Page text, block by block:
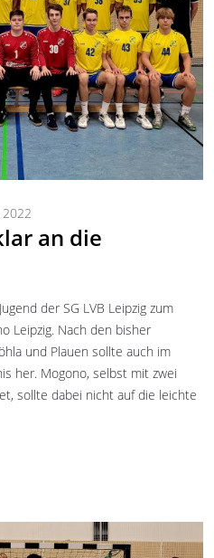
2022
an die
der SG LVB Leipzig zum
Leipzig. Nach den bisher
und Plauen sollte auch im
her. Mogono, selbst mit zwei
sollte dabei nicht auf die leichte